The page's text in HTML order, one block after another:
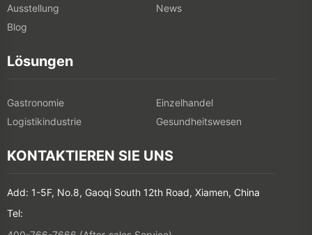
Ausstellung
News
Blog
Lösungen
Gastronomie
Einzelhandel
Logistikindustrie
Gesundheitswesen
KONTAKTIEREN SIE UNS
Add: 1-5F, No.8, Gaoqi South 12th Road, Xiamen, China
Tel: